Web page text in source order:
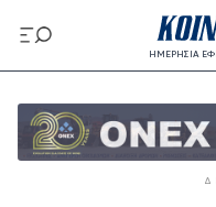
προς
το
περιεχόμενο
ΗΜΕΡΗΣΙΑ
προς
κυρίως